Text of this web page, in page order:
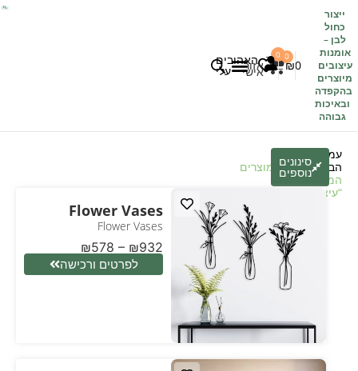
ייצור
כחול
לבן –
אומנות
עיצובים
מיוצרים
בהקפדה
ובאיכות
גבוהה
₪0
0 האהובים
עלי
0
אזור
אישי
עמוד
הבית/חנות/ מוצרים
המתויגים
“עיצוב”
סינונים
נוספים
Flower Vases
Flower Vases
₪578 – ₪932
לפרטים ורכישה